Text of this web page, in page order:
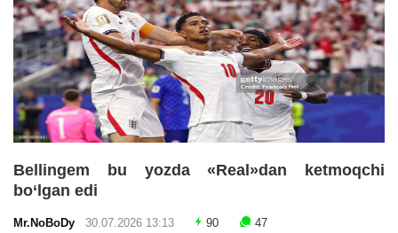
Bellingem bu yozda «Real»dan ketmoqchi
bo‘lgan edi
Mr.NoBoDy 30.07.2026 13:13 90 47